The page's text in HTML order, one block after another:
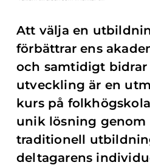
Att välja en
förbättrar ens
och samtidigt
utveckling är en
kurs på
unik lösning genom
traditionell
deltagarens